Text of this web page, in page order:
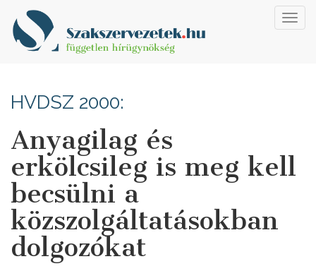
HVDSZ 2000:
Anyagilag és
erkölcsileg is meg kell
becsülni a
közszolgáltatásokban
dolgozókat